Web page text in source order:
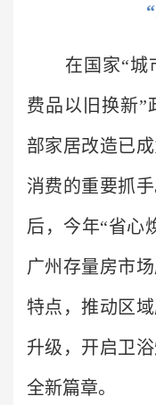
在国家“城
费品以旧换新”
部家居改造已
消费的重要抓
后，今年“省心
广州存量房市
特点，推动区
升级，开启卫
全新篇章。